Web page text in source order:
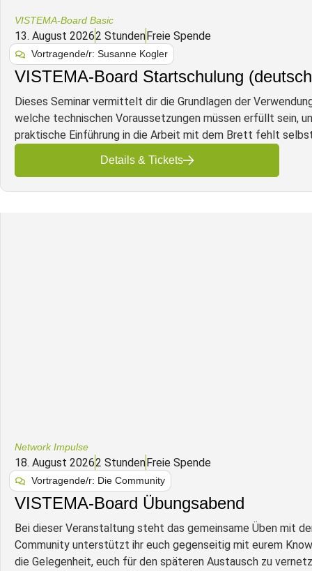
VISTEMA-Board Basic
13. August 20262 Stunden Freie Spende
Vortragende/r: Susanne Kogler
VISTEMA-Board Startschulung
Dieses Seminar vermittelt dir die Grundlagen der
welche technischen Voraussetzungen müssen erfüllt sein,
praktische Einführung in die Arbeit mit dem Brett fehlt
Details & Tickets
Network Impulse
18. August 20262 Stunden Freie Spende
Vortragende/r: Die Community
VISTEMA-Board Übungsabend
Bei dieser Veranstaltung steht das gemeinsame Üben mit
Community unterstützt ihr euch gegenseitig mit eurem
die Gelegenheit, euch für den späteren Austausch zu